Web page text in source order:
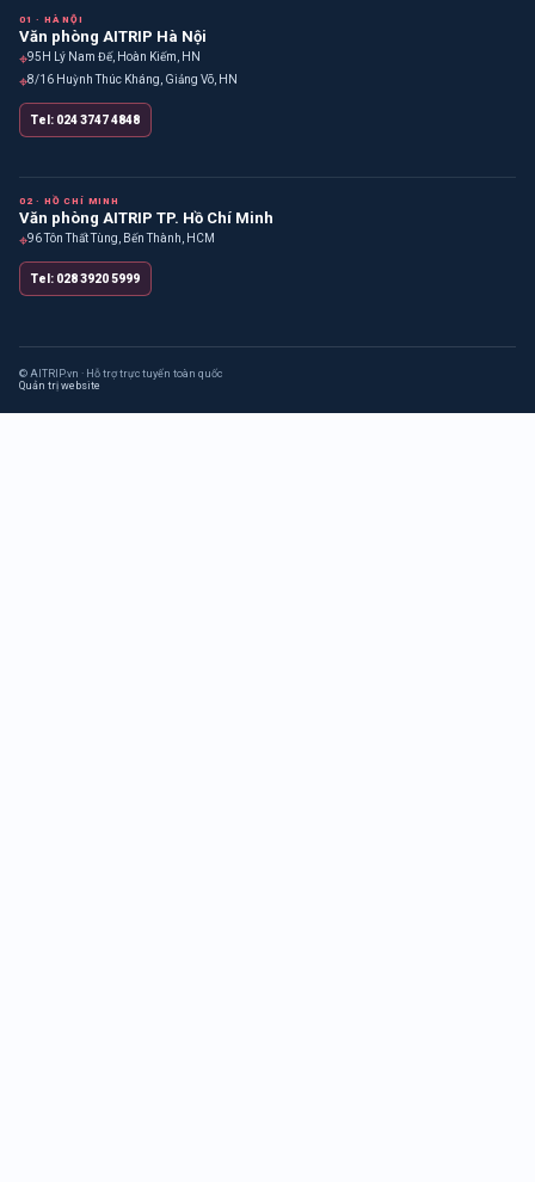
01 · HÀ NỘI
Văn phòng AITRIP Hà Nội
⌖95H Lý Nam Đế, Hoàn Kiếm, HN
⌖8/16 Huỳnh Thúc Kháng, Giảng Võ, HN
Tel: 024 3747 4848
02 · HỒ CHÍ MINH
Văn phòng AITRIP TP. Hồ Chí Minh
⌖96 Tôn Thất Tùng, Bến Thành, HCM
Tel: 028 3920 5999
© AITRIP.vn · Hỗ trợ trực tuyến toàn quốc
Quản trị website